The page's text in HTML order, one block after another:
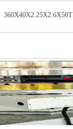
360X40X2.25X2.6X50T